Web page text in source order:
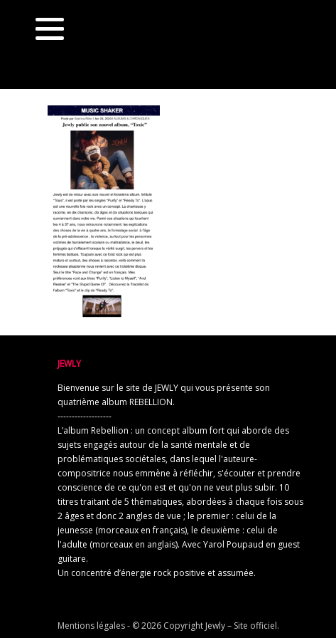
JEWLY
Bienvenue sur le site de JEWLY qui vous présente son
quatrième album REBELLION.
-------------------
L’album Rebellion : un concept album fort qui aborde des
sujets engagés autour de la santé mentale et de
problématiques sociétales, dans lequel l'auteure-
compositrice nous emmène à réfléchir, s'écouter et prendre
conscience de ce qu'on est et qu'on ne veut plus subir. 10
titres traitant de 5 thématiques, abordées à chaque fois sous
2 âges et donc 2 angles de vue ; le premier : celui de la
jeunesse (morceaux en français), le deuxième : celui de
l'adulte (morceaux en anglais). Avec Yarol Poupaud en guest
guitare.
Un concentré d’énergie rock positive et assumée.
Mentions légales- © 2026 Copyright Jewly – Site officiel.